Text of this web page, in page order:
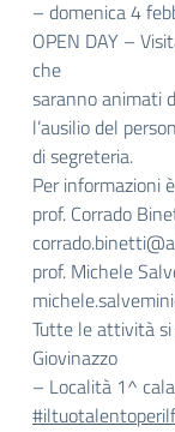
– domenica 4
OPEN DAY –
che
saranno animati
l’ausilio del
di segreteria.
Per informazioni
prof. Corrado
prof. Michele
Tutte le attività si
Giovinazzo
– Località 1^